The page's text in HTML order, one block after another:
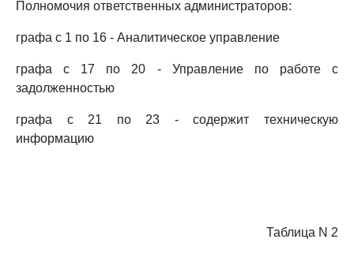
Полномочия ответственных администраторов:
графа с 1 по 16 - Аналитическое управление
графа с 17 по 20 - Управление по работе с
задолженностью
графа с 21 по 23 - содержит техническую
информацию
Таблица N 2